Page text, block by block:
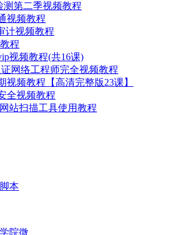
测第二季视频教程
视频教程
计视频教程
程
视频教程(共16课)
网络工程师完全视频教程
频教程【高清完整版23课】
全视频教程
站扫描工具使用教程
本
院微